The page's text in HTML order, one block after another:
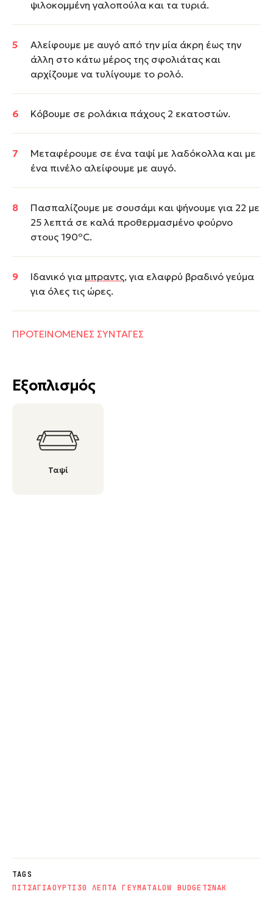
Εξοπλισμός
Ταψί
TAGS
ΠΙΤΣΑΓΙΑΟΥΡΤΙ30 ΛΕΠΤΑ ΓΕΥΜΑΤΑLOW BUDGETΣΝΑΚ
ψιλοκομμένη γαλοπούλα και τα τυριά.
Αλείφουμε με αυγό από την μία άκρη έως την
άλλη στο κάτω μέρος της σφολιάτας και
αρχίζουμε να τυλίγουμε το ρολό.
Κόβουμε σε ρολάκια πάχους 2 εκατοστών.
Μεταφέρουμε σε ένα ταψί με λαδόκολλα και με
ένα πινέλο αλείφουμε με αυγό.
Πασπαλίζουμε με σουσάμι και ψήνουμε για 22 με
25 λεπτά σε καλά προθερμασμένο φούρνο
στους 190ºC.
Ιδανικό για μπραντς, για ελαφρύ βραδινό γεύμα
για όλες τις ώρες.
ΠΡΟΤΕΙΝΟΜΕΝΕΣ ΣΥΝΤΑΓΕΣ